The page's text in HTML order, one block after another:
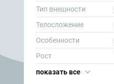
Тип внешности
Телосложение
Особенности
Рост
Вес
показать все